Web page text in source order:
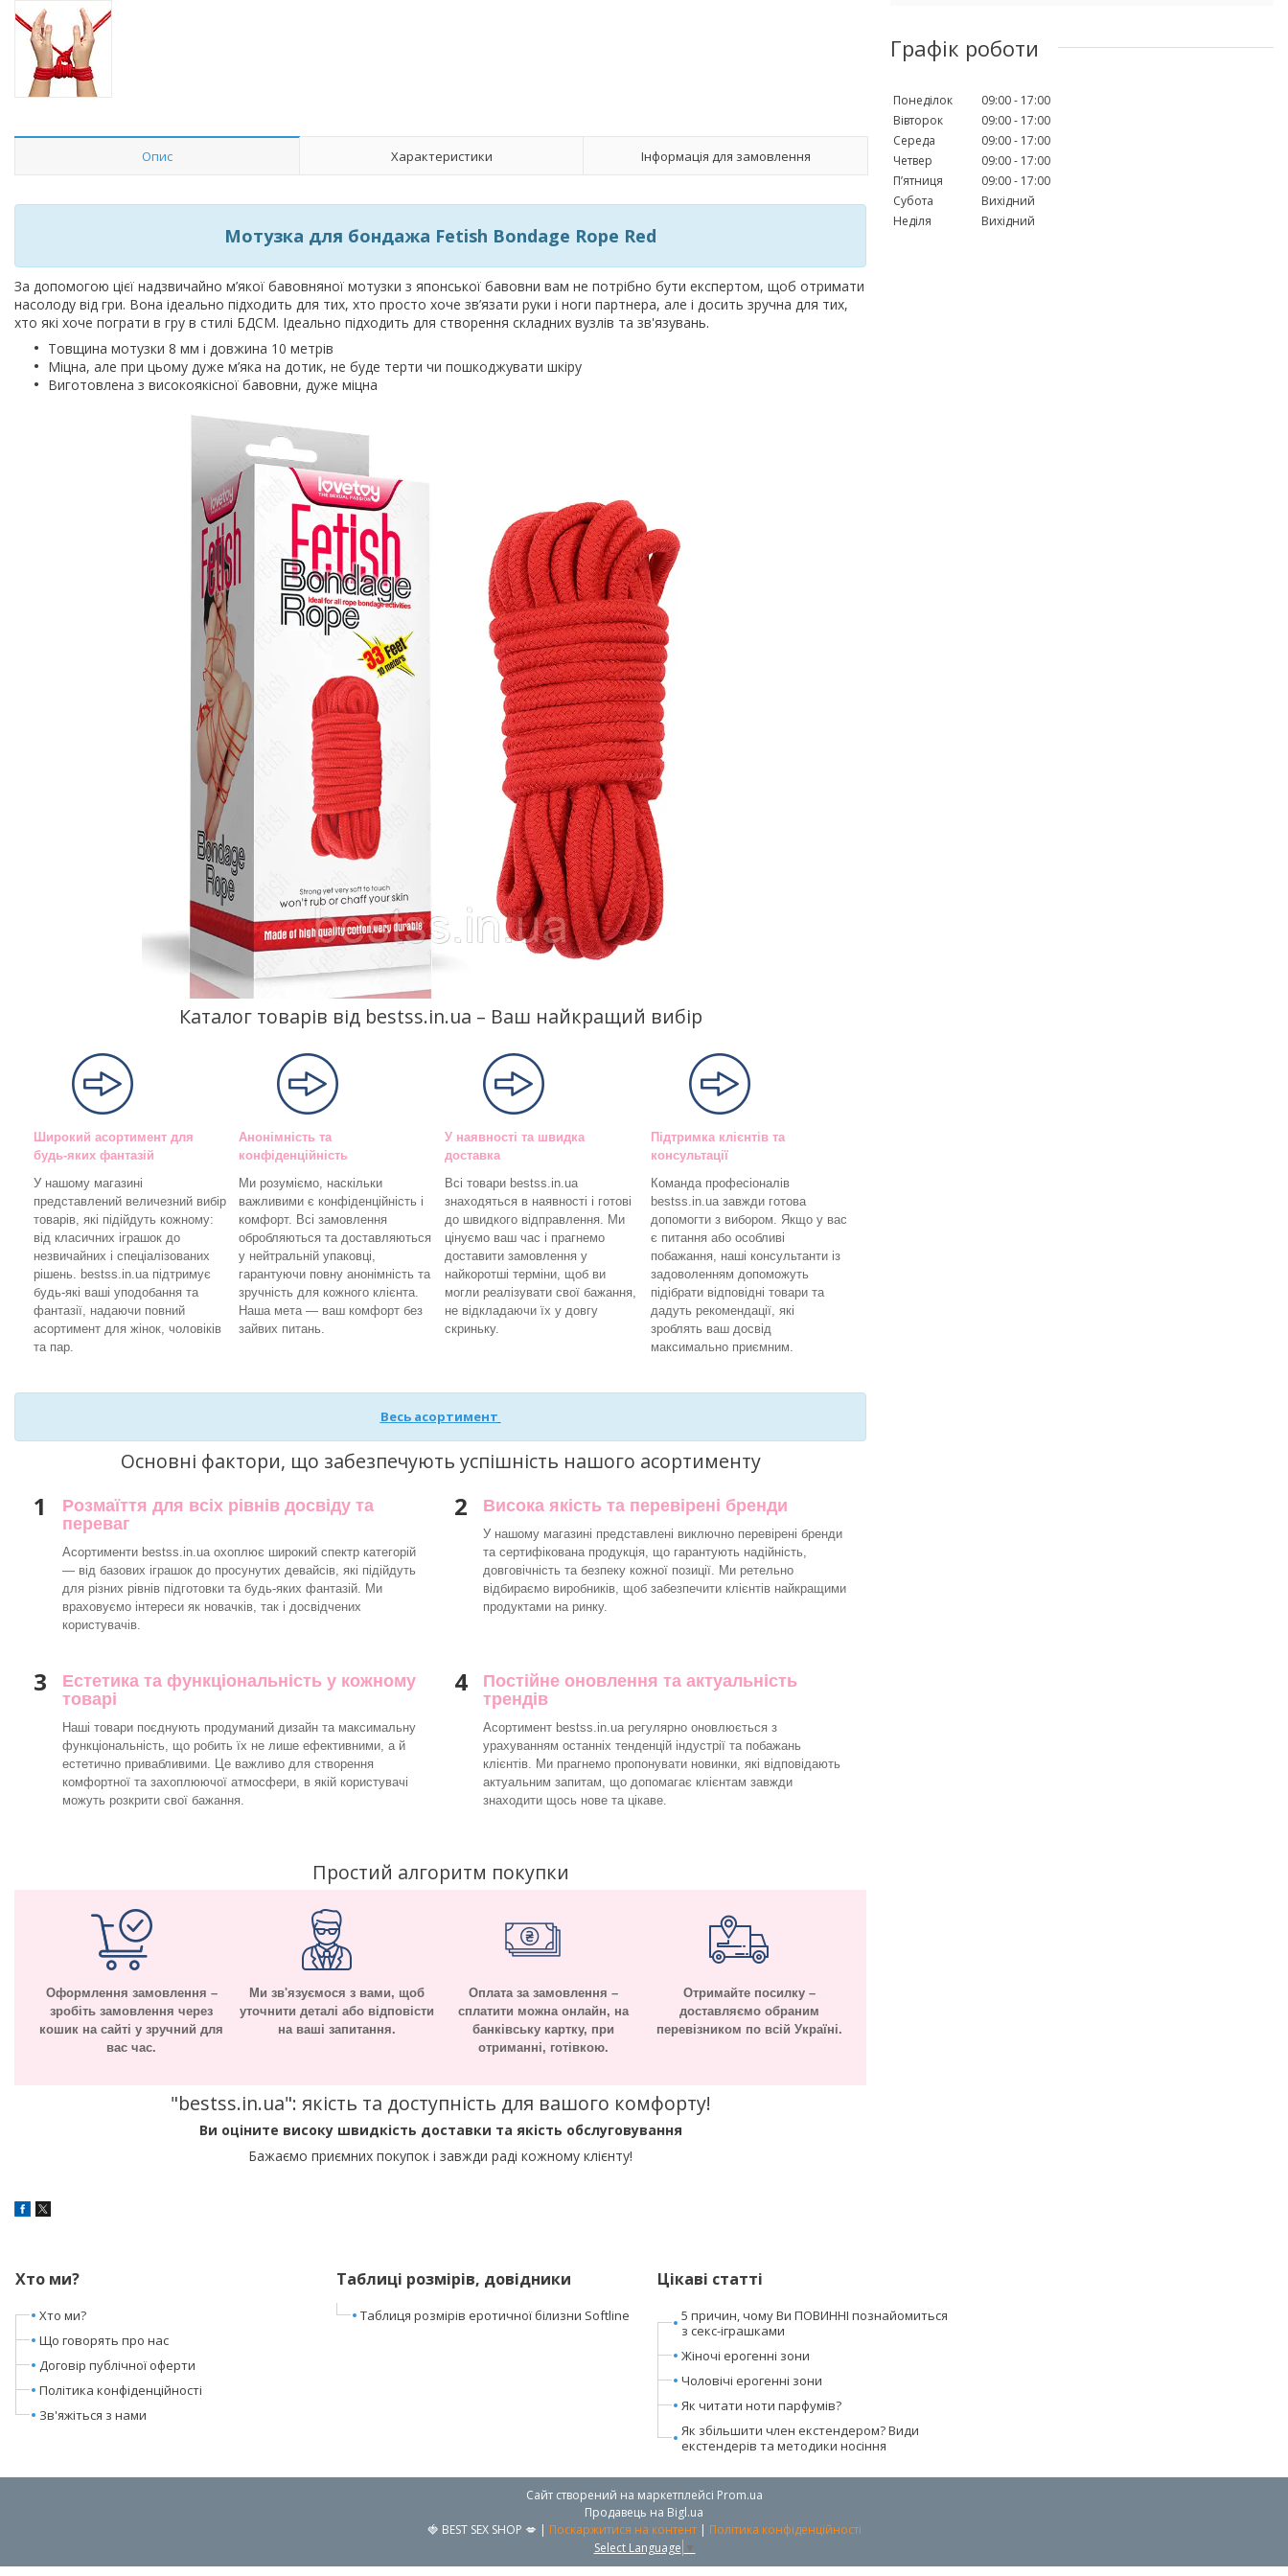
Опис Характеристики Інформація для замовлення
Мотузка для бондажа Fetish Bondage Rope Red
За допомогою цієї надзвичайно м’якої бавовняної мотузки з японської бавовни вам не потрібно бути експертом, щоб отримати
насолоду від гри. Вона ідеально підходить для тих, хто просто хоче зв’язати руки і ноги партнера, але і досить зручна для тих,
хто які хоче пограти в гру в стилі БДСМ. Ідеально підходить для створення складних вузлів та зв'язувань.
Товщина мотузки 8 мм і довжина 10 метрів
Міцна, але при цьому дуже м’яка на дотик, не буде терти чи пошкоджувати шкіру
Виготовлена з високоякісної бавовни, дуже міцна
Каталог товарів від bestss.in.ua – Ваш найкращий вибір
Широкий асортимент для
будь-яких фантазій
У нашому магазині
представлений величезний вибір
товарів, які підійдуть кожному:
від класичних іграшок до
незвичайних і спеціалізованих
рішень. bestss.in.ua підтримує
будь-які ваші уподобання та
фантазії, надаючи повний
асортимент для жінок, чоловіків
та пар.
Анонімність та
конфіденційність
Ми розуміємо, наскільки
важливими є конфіденційність і
комфорт. Всі замовлення
обробляються та доставляються
у нейтральній упаковці,
гарантуючи повну анонімність та
зручність для кожного клієнта.
Наша мета — ваш комфорт без
зайвих питань.
У наявності та швидка
доставка
Всі товари bestss.in.ua
знаходяться в наявності і готові
до швидкого відправлення. Ми
цінуємо ваш час і прагнемо
доставити замовлення у
найкоротші терміни, щоб ви
могли реалізувати свої бажання,
не відкладаючи їх у довгу
скриньку.
Підтримка клієнтів та
консультації
Команда професіоналів
bestss.in.ua завжди готова
допомогти з вибором. Якщо у вас
є питання або особливі
побажання, наші консультанти із
задоволенням допоможуть
підібрати відповідні товари та
дадуть рекомендації, які
зроблять ваш досвід
максимально приємним.
Весь асортимент
Основні фактори, що забезпечують успішність нашого асортименту
1
Розмаїття для всіх рівнів досвіду та
переваг
Асортименти bestss.in.ua охоплює широкий спектр категорій
— від базових іграшок до просунутих девайсів, які підійдуть
для різних рівнів підготовки та будь-яких фантазій. Ми
враховуємо інтереси як новачків, так і досвідчених
користувачів.
2 Висока якість та перевірені бренди
У нашому магазині представлені виключно перевірені бренди
та сертифікована продукція, що гарантують надійність,
довговічність та безпеку кожної позиції. Ми ретельно
відбираємо виробників, щоб забезпечити клієнтів найкращими
продуктами на ринку.
3
Естетика та функціональність у кожному
товарі
Наші товари поєднують продуманий дизайн та максимальну
функціональність, що робить їх не лише ефективними, а й
естетично привабливими. Це важливо для створення
комфортної та захоплюючої атмосфери, в якій користувачі
можуть розкрити свої бажання.
4
Постійне оновлення та актуальність
трендів
Асортимент bestss.in.ua регулярно оновлюється з
урахуванням останніх тенденцій індустрії та побажань
клієнтів. Ми прагнемо пропонувати новинки, які відповідають
актуальним запитам, що допомагає клієнтам завжди
знаходити щось нове та цікаве.
Простий алгоритм покупки
Оформлення замовлення –
зробіть замовлення через
кошик на сайті у зручний для
вас час.
Ми зв'язуємося з вами, щоб
уточнити деталі або відповісти
на ваші запитання.
Оплата за замовлення –
сплатити можна онлайн, на
банківську картку, при
отриманні, готівкою.
Отримайте посилку –
доставляємо обраним
перевізником по всій Україні.
"bestss.in.ua": якість та доступність для вашого комфорту!
Ви оціните високу швидкість доставки та якість обслуговування
Бажаємо приємних покупок і завжди раді кожному клієнту!
Графік роботи
Понеділок 09:00
17:00
Вівторок
09:00
17:00
Середа
09:00
17:00
Четвер
09:00
17:00
Пʼятниця
09:00
17:00
Субота
Вихідний
Неділя
Вихідний
Хто ми?
Хто ми?
Що говорять про нас
Договір публічної оферти
Політика конфіденційності
Зв'яжіться з нами
Таблиці розмірів, довідники
Таблиця розмірів еротичної білизни Softline
Цікаві статті
5 причин, чому Ви ПОВИННІ познайомиться
з секс-іграшками
Жіночі ерогенні зони
Чоловічі ерогенні зони
Як читати ноти парфумів?
Як збільшити член екстендером? Види
екстендерів та методики носіння
Сайт створений на маркетплейсі Prom.ua
Продавець на Bigl.ua
🍓 BEST SEX SHOP 💋 | Поскаржитися на контент | Політика конфіденційності
Select Language ▼